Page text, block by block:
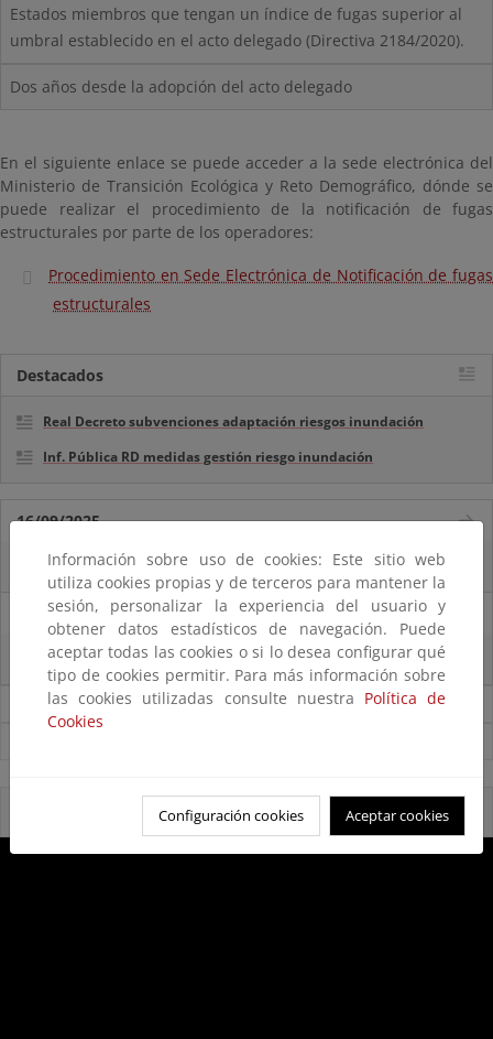
Estados miembros que tengan un índice de fugas superior al
umbral establecido en el acto delegado (Directiva 2184/2020).
Dos años desde la adopción del acto delegado
En el siguiente enlace se puede acceder a la sede electrónica del
Ministerio de Transición Ecológica y Reto Demográfico, dónde se
puede realizar el procedimiento de la notificación de fugas
estructurales por parte de los operadores:
Procedimiento en Sede Electrónica de Notificación de fugas
estructurales
Destacados
Real Decreto subvenciones adaptación riesgos inundación
Inf. Pública RD medidas gestión riesgo inundación
16/09/2025
La reserva hídrica española se encuentra al 57,1% de su capacidad
10/09/2025
La reserva hídrica española se encuentra al 58,2% de su capacidad
Noticias sobre Agua
Reservas Naturales Fluviales 2020
Información sobre uso de cookies: Este sitio web
utiliza cookies propias y de terceros para mantener la
sesión, personalizar la experiencia del usuario y
obtener datos estadísticos de navegación. Puede
aceptar todas las cookies o si lo desea configurar qué
tipo de cookies permitir. Para más información sobre
las cookies utilizadas consulte nuestra Política de
Cookies
Configuración cookies Aceptar cookies